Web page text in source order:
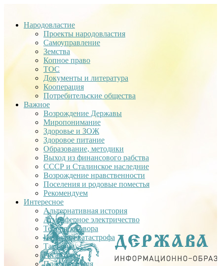
Народовластие
Проекты народовластия
Самоуправление
Земства
Копное право
ТОС
Документы и литература
Кооперация
Потребительские общества
Важное
Возрождение Державы
Миропонимание
Здоровье и ЗОЖ
Здоровое питание
Образование, методики
Выход из финансового рабства
СССР и Сталинское наследние
Возрождение нравственности
Поселения и родовые поместья
Рекомендуем
Интересное
Альтернативная история
Атмосферное электричество
Теория заговора
Недавняя катастрофа
Тартария
Гиганты
Плоская Земля